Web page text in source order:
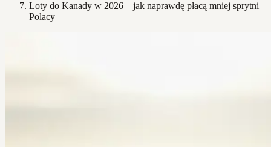
Loty do Kanady w 2026 – jak naprawdę płacą mniej sprytni
Polacy